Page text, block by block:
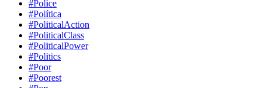
#Police
#Política
#PoliticalAction
#PoliticalClass
#PoliticalPower
#Politics
#Poor
#Poorest